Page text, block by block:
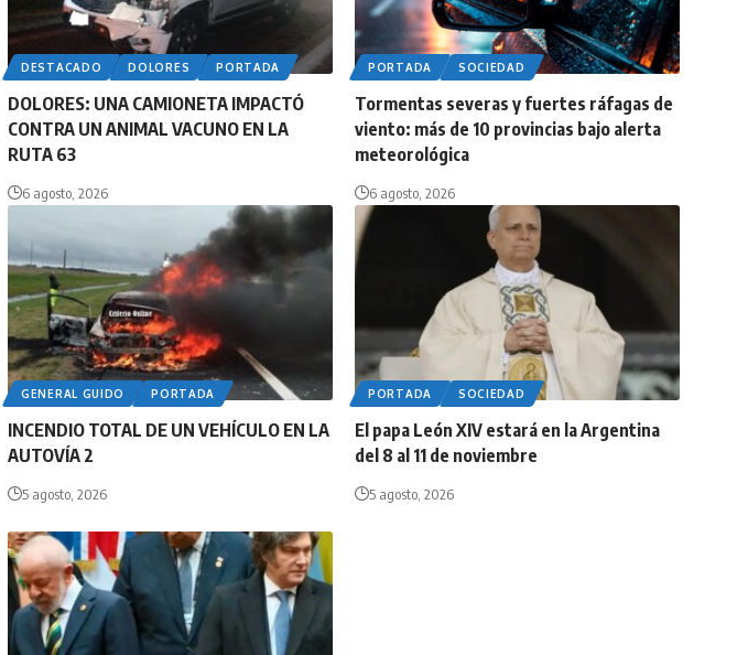
DESTACADO DOLORES PORTADA
DOLORES: UNA CAMIONETA IMPACTÓ
CONTRA UN ANIMAL VACUNO EN LA
RUTA 63
6 agosto, 2026
PORTADA SOCIEDAD
Tormentas severas y fuertes ráfagas de
viento: más de 10 provincias bajo alerta
meteorológica
6 agosto, 2026
GENERAL GUIDO PORTADA
INCENDIO TOTAL DE UN VEHÍCULO EN LA
AUTOVÍA 2
5 agosto, 2026
PORTADA SOCIEDAD
El papa León XIV estará en la Argentina
del 8 al 11 de noviembre
5 agosto, 2026